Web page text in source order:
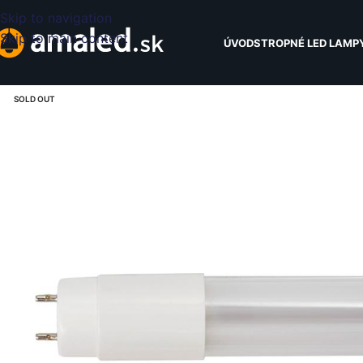
Skip to navigation
Skip to main content
ÚVODSTROPNÉ LED
SOLD OUT